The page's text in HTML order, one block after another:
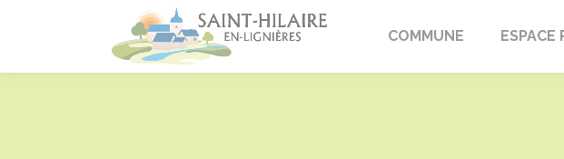
Saint-Hilaire-en-Lignières
COMMUNE ESPACE